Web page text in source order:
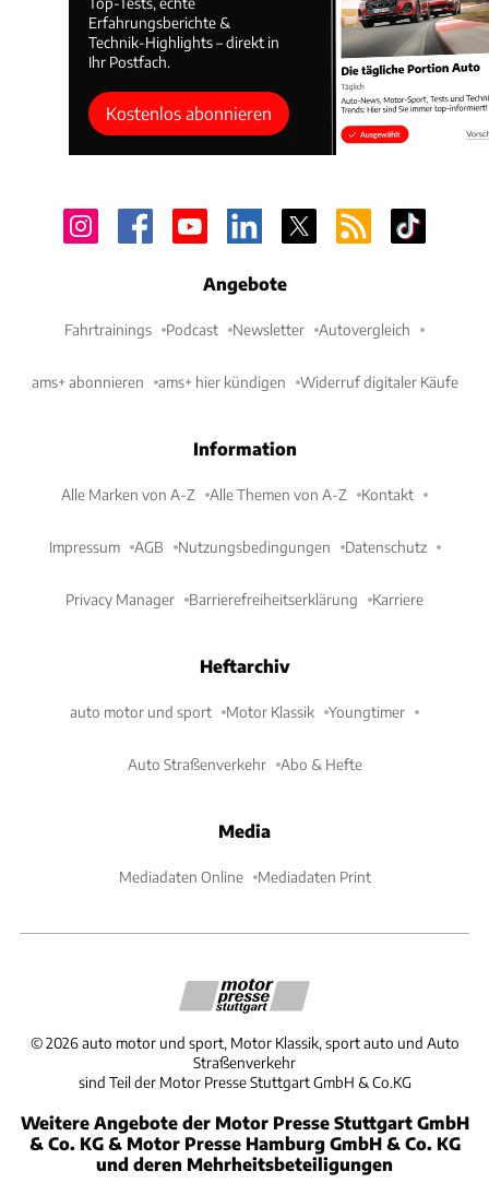
Erfahrungsberichte &
Technik-Highlights – direkt in
Ihr Postfach.
Kostenlos abonnieren
Angebote
Fahrtrainings Podcast Newsletter Autovergleich
ams+ abonnieren ams+ hier kündigen Widerruf digitaler Käufe
Information
Alle Marken von A-Z Alle Themen von A-Z Kontakt
Impressum AGB Nutzungsbedingungen Datenschutz
Privacy Manager Barrierefreiheitserklärung Karriere
Heftarchiv
auto motor und sport Motor Klassik Youngtimer
Auto Straßenverkehr Abo & Hefte
Media
Mediadaten Online Mediadaten Print
©2026 auto motor und sport, Motor Klassik, sport auto und Auto
Straßenverkehr
sind Teil der Motor Presse Stuttgart GmbH & Co.KG
Weitere Angebote der Motor Presse Stuttgart GmbH
& Co. KG & Motor Presse Hamburg GmbH & Co. KG
und deren Mehrheitsbeteiligungen